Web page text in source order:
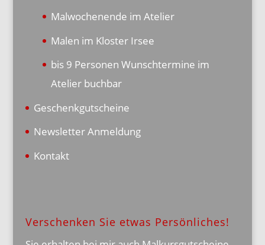
Malwochenende im Atelier
Malen im Kloster Irsee
bis 9 Personen Wunschtermine im
Atelier buchbar
Geschenkgutscheine
Newsletter Anmeldung
Kontakt
Verschenken Sie etwas Persönliches!